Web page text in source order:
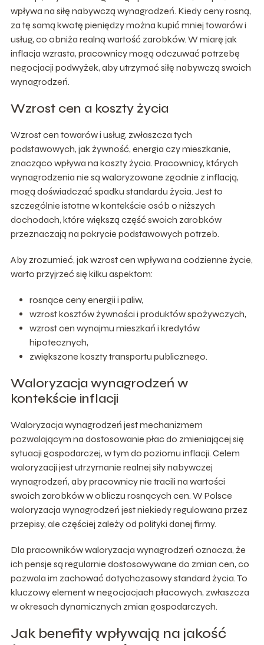
wpływa na siłę nabywczą wynagrodzeń. Kiedy ceny rosną,
za tę samą kwotę pieniędzy można kupić mniej towarów i
usług, co obniża realną wartość zarobków. W miarę jak
inflacja wzrasta, pracownicy mogą odczuwać potrzebę
negocjacji podwyżek, aby utrzymać siłę nabywczą swoich
wynagrodzeń.
Wzrost cen a koszty życia
Wzrost cen towarów i usług, zwłaszcza tych
podstawowych, jak żywność, energia czy mieszkanie,
znacząco wpływa na koszty życia. Pracownicy, których
wynagrodzenia nie są waloryzowane zgodnie z inflacją,
mogą doświadczać spadku standardu życia. Jest to
szczególnie istotne w kontekście osób o niższych
dochodach, które większą część swoich zarobków
przeznaczają na pokrycie podstawowych potrzeb.
Aby zrozumieć, jak wzrost cen wpływa na codzienne życie,
warto przyjrzeć się kilku aspektom:
rosnące ceny energii i paliw,
wzrost kosztów żywności i produktów spożywczych,
wzrost cen wynajmu mieszkań i kredytów
hipotecznych,
zwiększone koszty transportu publicznego.
Waloryzacja wynagrodzeń w
kontekście inflacji
Waloryzacja wynagrodzeń jest mechanizmem
pozwalającym na dostosowanie płac do zmieniającej się
sytuacji gospodarczej, w tym do poziomu inflacji. Celem
waloryzacji jest utrzymanie realnej siły nabywczej
wynagrodzeń, aby pracownicy nie tracili na wartości
swoich zarobków w obliczu rosnących cen. W Polsce
waloryzacja wynagrodzeń jest niekiedy regulowana przez
przepisy, ale częściej zależy od polityki danej firmy.
Dla pracowników waloryzacja wynagrodzeń oznacza, że
ich pensje są regularnie dostosowywane do zmian cen, co
pozwala im zachować dotychczasowy standard życia. To
kluczowy element w negocjacjach płacowych, zwłaszcza
w okresach dynamicznych zmian gospodarczych.
Jak benefity wpływają na jakość